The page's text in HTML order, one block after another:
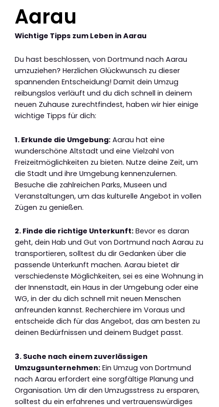
Aarau
Wichtige Tipps zum Leben in Aarau
Du hast beschlossen, von Dortmund nach Aarau
umzuziehen? Herzlichen Glückwunsch zu dieser
spannenden Entscheidung! Damit dein Umzug
reibungslos verläuft und du dich schnell in deinem
neuen Zuhause zurechtfindest, haben wir hier einige
wichtige Tipps für dich:
1. Erkunde die Umgebung: Aarau hat eine
wunderschöne Altstadt und eine Vielzahl von
Freizeitmöglichkeiten zu bieten. Nutze deine Zeit, um
die Stadt und ihre Umgebung kennenzulernen.
Besuche die zahlreichen Parks, Museen und
Veranstaltungen, um das kulturelle Angebot in vollen
Zügen zu genießen.
2. Finde die richtige Unterkunft: Bevor es daran
geht, dein Hab und Gut von Dortmund nach Aarau zu
transportieren, solltest du dir Gedanken über die
passende Unterkunft machen. Aarau bietet dir
verschiedenste Möglichkeiten, sei es eine Wohnung in
der Innenstadt, ein Haus in der Umgebung oder eine
WG, in der du dich schnell mit neuen Menschen
anfreunden kannst. Recherchiere im Voraus und
entscheide dich für das Angebot, das am besten zu
deinen Bedürfnissen und deinem Budget passt.
3. Suche nach einem zuverlässigen
Umzugsunternehmen: Ein Umzug von Dortmund
nach Aarau erfordert eine sorgfältige Planung und
Organisation. Um dir den Umzugsstress zu ersparen,
solltest du ein erfahrenes und vertrauenswürdiges